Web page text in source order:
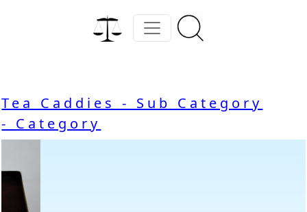
Tea Caddies - Sub Category
- Category